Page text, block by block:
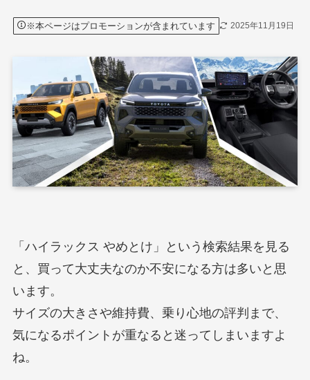
※本ページはプロモーションが含まれています 2025年11月19日
「ハイラックス やめとけ」という検索結果を見る
と、買って大丈夫なのか不安になる方は多いと思
います。
サイズの大きさや維持費、乗り心地の評判まで、
気になるポイントが重なると迷ってしまいますよ
ね。